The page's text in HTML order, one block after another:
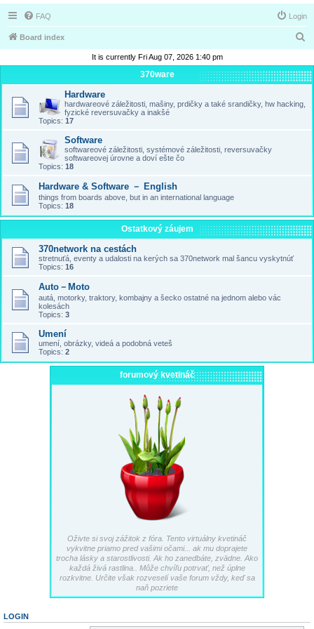
FAQ Login
Board index
a
r
It is currently Fri Aug 07, 2026 1:40 pm
370ware
Hardware
hardwareové záležitosti, mašiny, prdičky a také srandičky, hw hacking,
fyzické reversuvačky a inakšé
Topics: 17
Software
softwareové záležitosti, systémové záležitosti, reversuvačky
softwareovej úrovne a doví ešte čo
Topics: 18
Hardware & Software － English
things from boards above, but in an international language
Topics: 18
Ostatkový záujem
370network na cestách
stretnuťá, eventy a udalosti na kerých sa 370network mal šancu vyskytnúť
Topics: 16
Auto－Moto
autá, motorky, traktory, kombajny a šecko ostatné na jednom alebo vác
kolesách
Topics: 3
Umení
umení, obrázky, videá a podobná veteš
Topics: 2
forumový kvetináč
Oživte si svoj zážitok z fóra. Tento virtuálny kvetináč
vykvitne priamo pred vašimi očami... ak mu doprajete
trocha lásky a starostlivosti. Ak ho zanedbáte, zvädne. Ako
každá živá rastlina.. Môže chvíľu potrvať, než úplne
rozkvitne. Určite však rozveselí vaše forum vždy, keď sa
naň pozriete
LOGIN